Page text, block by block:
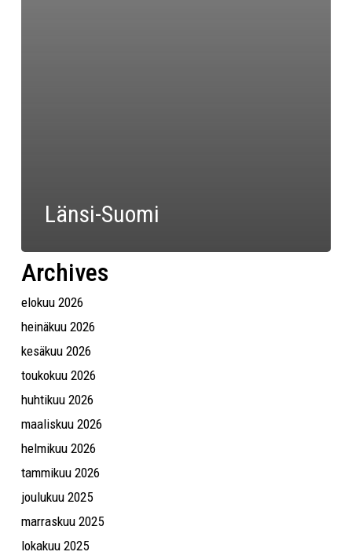
Länsi-Suomi
Archives
elokuu 2026
heinäkuu 2026
kesäkuu 2026
toukokuu 2026
huhtikuu 2026
maaliskuu 2026
helmikuu 2026
tammikuu 2026
joulukuu 2025
marraskuu 2025
lokakuu 2025